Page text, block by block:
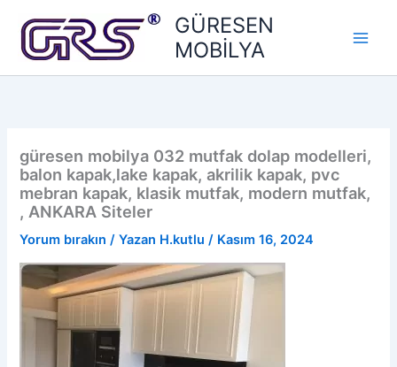
GÜRESEN
MOBİLYA
güresen mobilya 032 mutfak dolap modelleri,
balon kapak,lake kapak, akrilik kapak, pvc
mebran kapak, klasik mutfak, modern mutfak,
, ANKARA Siteler
Yorum bırakın / Yazan H.kutlu/ Kasım 16, 2024